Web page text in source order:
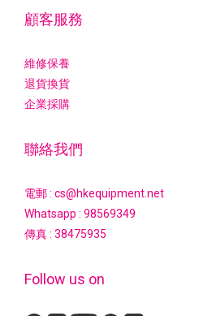
顧客服務
維修保養
退貨換貨
企業採購
聯絡我們
電郵 : cs@hkequipment.net
Whatsapp : 98569349
傳真 : 38475935
Follow us on